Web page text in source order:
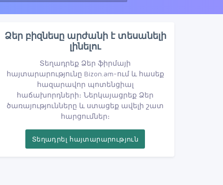
Ձեր բիզնեսը արժանի է տեսանելի
լինելու
Տեղադրեք Ձեր ֆիրմայի
հայտարարությունը Bizon.am-ում և հասեք
հազարավոր պոտենցիալ
հաճախորդների։ Ներկայացրեք Ձեր
ծառայությունները և ստացեք ավելի շատ
հարցումներ։
Տեղադրել հայտարարություն